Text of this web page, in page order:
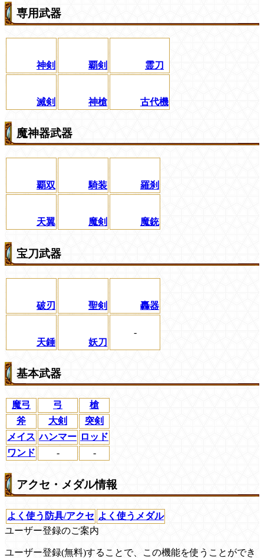
専用武器
神剣 覇剣 霊刀
滅剣 神槍 古代機
魔神器武器
覇双 騎装 羅刹
天翼 魔剣 魔銃
宝刀武器
破刃 聖剣 轟器
天錘 妖刀
-
基本武器
魔弓 弓
槍
斧
大剣
突剣
メイス ハンマー ロッド
ワンド
- -
アクセ・メダル情報
よく使う防具/アクセ よく使うメダル
ユーザー登録のご案内
ユーザー登録(無料)することで、この機能を使うことができ